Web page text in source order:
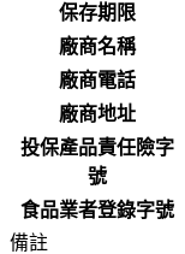
保存期限
廠商名稱
廠商電話
廠商地址
投保產品責任險字
號
食品業者登錄字號
備註